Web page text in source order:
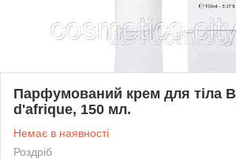
Парфумований крем для тіла
d'afrique, 150 мл.
Немає в наявності
Роздріб